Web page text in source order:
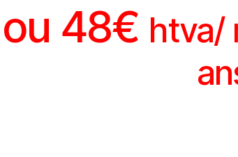
48€ htva/